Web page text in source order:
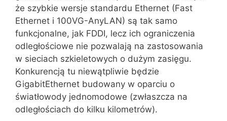
że szybkie wersje standardu Ethernet (Fast
Ethernet i 100VG-AnyLAN) są tak samo
funkcjonalne, jak FDDI, lecz ich ogranicze‌nia
odległościowe nie pozwalają na zastosowania
w sieciach szkieletowych o dużym zasięgu.
Konkurencją tu niewątpliwie będzie
GigabitEthernet budowany w oparciu o
światłowody jednomodowe (zwłaszcza na
odległościach do kilku kilometrów).